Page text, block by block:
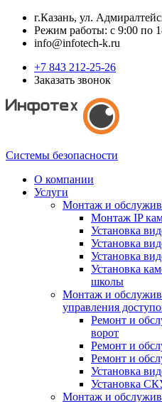
г.Казань, ул.
Режим работы: с 9:00 по
info@infotech-k.ru
+7 843 212-25-26
Заказать звонок
Системы безопасности
О компании
Услуги
Монтаж и
Монтаж IP
Установка
Установка
Установка
Установка
школы
Монтаж и
управления
Ремонт и
ворот
Ремонт и
Ремонт и
Установка
Установка
Монтаж и